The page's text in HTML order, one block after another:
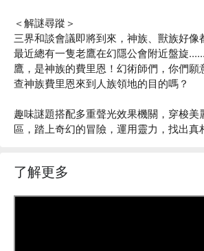
＜解謎尋蹤＞
三界和談會議即將到來，神族、獸族好像
最近總有一隻老鷹在幻隱公會附近盤旋
鷹，是神族的費里恩！幻術師們，你們願
查神族費里恩來到人族領地的目的嗎？
趣味謎題搭配多重聲光效果機關，穿梭美
區，踏上奇幻的冒險，運用靈力，找出真
了解更多